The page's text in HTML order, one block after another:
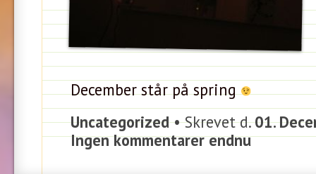
December står på spring
Uncategorized• Skrevet d.01.
Ingen kommentarer endnu